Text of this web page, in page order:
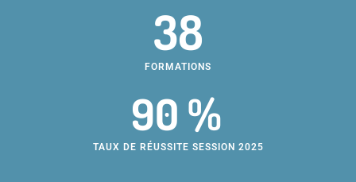
38
FORMATIONS
90 %
TAUX DE RÉUSSITE SESSION 2025